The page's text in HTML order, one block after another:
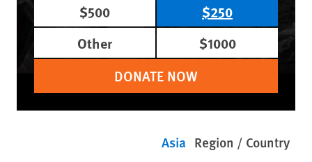
$250
$500
$1000
Other
DONATE NOW
Region / Country
Asia